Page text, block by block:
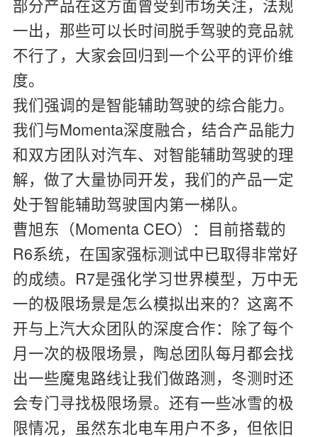
部分产品在这方面曾受到市场关注，法规
一出，那些可以长时间脱手驾驶的竞品就
不行了，大家会回归到一个公平的评价维
度。
我们强调的是智能辅助驾驶的综合能力。
我们与Momenta深度融合，结合产品能力
和双方团队对汽车、对智能辅助驾驶的理
解，做了大量协同开发，我们的产品一定
处于智能辅助驾驶国内第一梯队。
曹旭东（Momenta CEO）： 目前搭载的
R6系统，在国家强标测试中已取得非常好
的成绩。R7是强化学习世界模型，万中无
一的极限场景是怎么模拟出来的？这离不
开与上汽大众团队的深度合作：除了每个
月一次的极限场景，陶总团队每月都会找
出一些魔鬼路线让我们做路测，冬测时还
会专门寻找极限场景。还有一些冰雪的极
限情况，虽然东北电车用户不多，但依旧